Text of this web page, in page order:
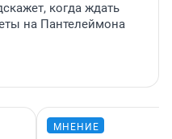
когда ждать
на Пантелеймона
МНЕНИЕ